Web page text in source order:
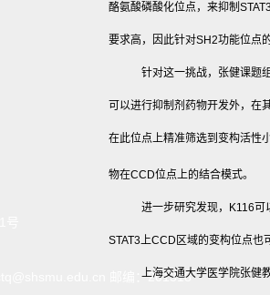
邮编：201318
酪氨酸磷酸化位点，来抑制
要求高，因此针对SH2功能位点
针对这一挑战，张健课题
可以进行抑制剂药物开发外，在
在此位点上精准筛选到变构活性
物在CCD位点上的结合模式。
进一步研究发现，K116
STAT3上CCD区域的变构位点也
上海交通大学医学院张健